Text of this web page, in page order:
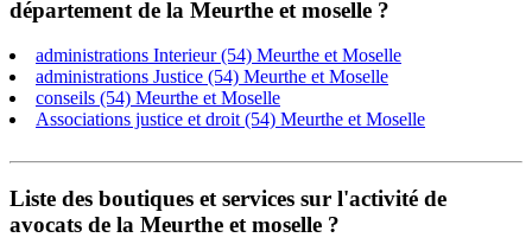
département de la Meurthe et moselle ?
administrations Interieur (54) Meurthe et Moselle
administrations Justice (54) Meurthe et Moselle
conseils (54) Meurthe et Moselle
Associations justice et droit (54) Meurthe et Moselle
Liste des boutiques et services sur l'activité de
avocats de la Meurthe et moselle ?